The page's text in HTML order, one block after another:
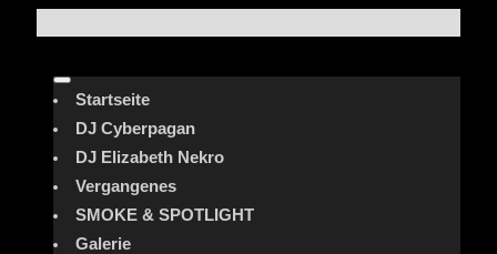
Startseite
DJ Cyberpagan
DJ Elizabeth Nekro
Vergangenes
SMOKE & SPOTLIGHT
Galerie